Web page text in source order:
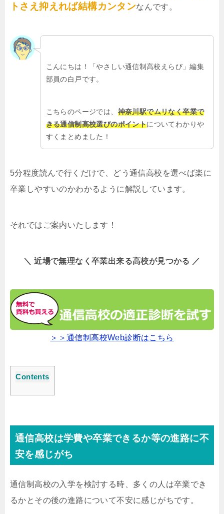
トさえ抑えれば結構カンタンなんです。
こんにちは！「やさしい通信制高校えらび」編集
部員の白戸です。
こちらのページでは、 神奈川駅でムリなく卒業で
きる通信制高校選びのポイントについてわかりや
すくまとめました！
5分程度読んで行くだけで、どう通信高校を選べば楽に
卒業しやすいのかわかるように解説しています。
それではご案内いたします！
＼ 近場で無理なく卒業出来る高校が見つかる ／
＞＞通信制高校Web診断はこちら
Contents
通信高校は学費や卒業できるか等の進路に不
安を感じがち
通信制高校の入学を検討する時、多くの人は卒業でき
るかとその後の進路について不安に感じがちです。